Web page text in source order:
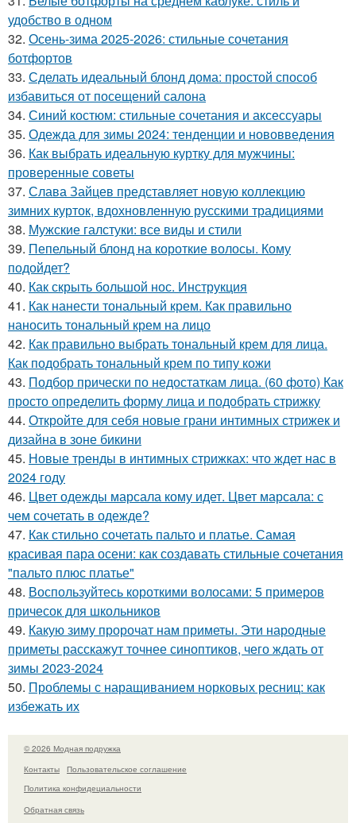
удобство в одном
32. Осень-зима 2025-2026: стильные сочетания
ботфортов
33. Сделать идеальный блонд дома: простой способ
избавиться от посещений салона
34. Синий костюм: стильные сочетания и аксессуары
35. Одежда для зимы 2024: тенденции и нововведения
36. Как выбрать идеальную куртку для мужчины:
проверенные советы
37. Слава Зайцев представляет новую коллекцию
зимних курток, вдохновленную русскими традициями
38. Мужские галстуки: все виды и стили
39. Пепельный блонд на короткие волосы. Кому
подойдет?
40. Как скрыть большой нос. Инструкция
41. Как нанести тональный крем. Как правильно
наносить тональный крем на лицо
42. Как правильно выбрать тональный крем для лица.
Как подобрать тональный крем по типу кожи
43. Подбор прически по недостаткам лица. (60 фото) Как
просто определить форму лица и подобрать стрижку
44. Откройте для себя новые грани интимных стрижек и
дизайна в зоне бикини
45. Новые тренды в интимных стрижках: что ждет нас в
2024 году
46. Цвет одежды марсала кому идет. Цвет марсала: с
чем сочетать в одежде?
47. Как стильно сочетать пальто и платье. Самая
красивая пара осени: как создавать стильные сочетания
"пальто плюс платье"
48. Воспользуйтесь короткими волосами: 5 примеров
причесок для школьников
49. Какую зиму пророчат нам приметы. Эти народные
приметы расскажут точнее синоптиков, чего ждать от
зимы 2023-2024
50. Проблемы с наращиванием норковых ресниц: как
избежать их
© 2026 Модная подружка
Контакты
Пользовательское соглашение
Политика конфидециальности
Обратная связь